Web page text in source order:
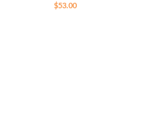
$53.00